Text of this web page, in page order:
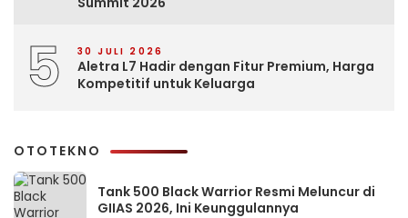
5 30 JULI 2026
Aletra L7 Hadir dengan Fitur Premium, Harga
Kompetitif untuk Keluarga
OTOTEKNO
Tank 500 Black Warrior Resmi Meluncur di
GIIAS 2026, Ini Keunggulannya